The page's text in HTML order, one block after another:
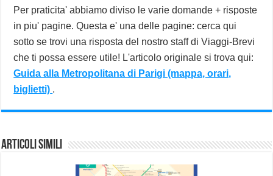
Per praticita' abbiamo diviso le varie domande + risposte
in piu' pagine. Questa e' una delle pagine: cerca qui
sotto se trovi una risposta del nostro staff di Viaggi-Brevi
che ti possa essere utile! L'articolo originale si trova qui:
Guida alla Metropolitana di Parigi (mappa, orari,
biglietti) .
Articoli Simili